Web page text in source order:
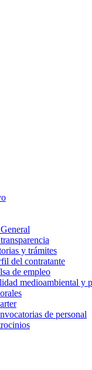
y trámites
del contratante
de empleo
medioambiental y
de personal